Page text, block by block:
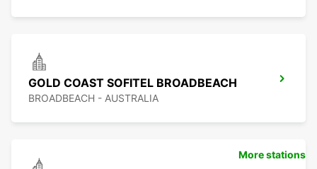
GOLD COAST SOFITEL BROADBEACH
BROADBEACH - AUSTRALIA
More stations